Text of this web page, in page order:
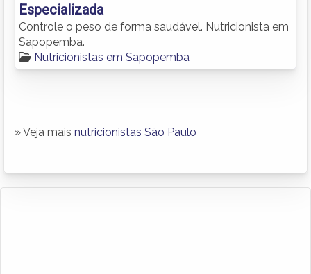
Especializada
Controle o peso de forma saudável. Nutricionista em
Sapopemba.
Nutricionistas em Sapopemba
» Veja mais nutricionistas São Paulo